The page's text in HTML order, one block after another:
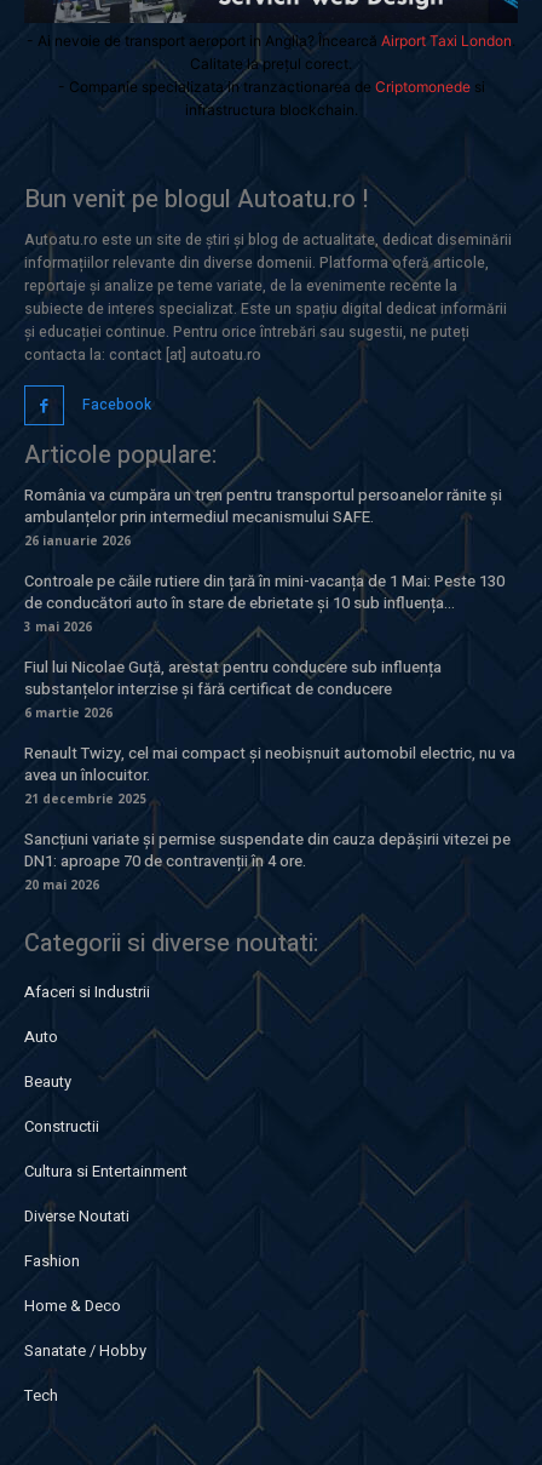
- Ai nevoie de transport aeroport in Anglia? Încearcă Airport Taxi London.
Calitate la prețul corect.
- Companie specializata in tranzactionarea de Criptomonedesi
infrastructura blockchain.
Bun venit pe blogul Autoatu.ro !
Autoatu.ro este un site de știri și blog de actualitate, dedicat diseminării
informațiilor relevante din diverse domenii. Platforma oferă articole,
reportaje și analize pe teme variate, de la evenimente recente la
subiecte de interes specializat. Este un spațiu digital dedicat informării
și educației continue. Pentru orice întrebări sau sugestii, ne puteți
contacta la: contact [at] autoatu.ro
Facebook
Articole populare:
România va cumpăra un tren pentru transportul persoanelor rănite și
ambulanțelor prin intermediul mecanismului SAFE.
26 ianuarie 2026
Controale pe căile rutiere din țară în mini-vacanța de 1 Mai: Peste 130
de conducători auto în stare de ebrietate și 10 sub influența...
3 mai 2026
Fiul lui Nicolae Guță, arestat pentru conducere sub influența
substanțelor interzise și fără certificat de conducere
6 martie 2026
Renault Twizy, cel mai compact și neobișnuit automobil electric, nu va
avea un înlocuitor.
21 decembrie 2025
Sancțiuni variate și permise suspendate din cauza depășirii vitezei pe
DN1: aproape 70 de contravenții în 4 ore.
20 mai 2026
Categorii si diverse noutati:
Afaceri si Industrii
Auto
Beauty
Constructii
Cultura si Entertainment
Diverse Noutati
Fashion
Home & Deco
Sanatate / Hobby
Tech